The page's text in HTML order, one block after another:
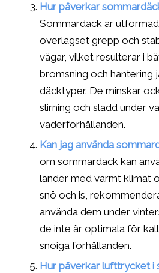
Hur påverkar
Sommardäck är
överlägset grepp och
vägar, vilket resulterar i
bromsning och hantering
däcktyper. De minskar
slirning och sladd under
väderförhållanden.
Kan jag använda
om sommardäck kan
länder med varmt klimat
snö och is,
använda dem under
de inte är optimala för
snöiga förhållanden.
Hur påverkar lufttrycket i